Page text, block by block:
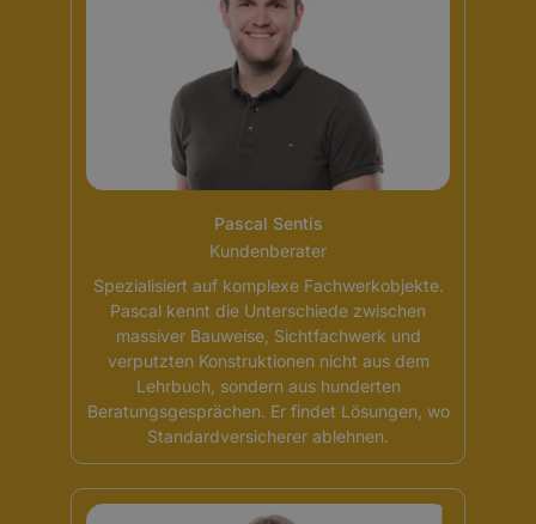
Pascal Sentis
Kundenberater
Spezialisiert auf komplexe Fachwerkobjekte.
Pascal kennt die Unterschiede zwischen
massiver Bauweise, Sichtfachwerk und
verputzten Konstruktionen nicht aus dem
Lehrbuch, sondern aus hunderten
Beratungsgesprächen. Er findet Lösungen, wo
Standardversicherer ablehnen.